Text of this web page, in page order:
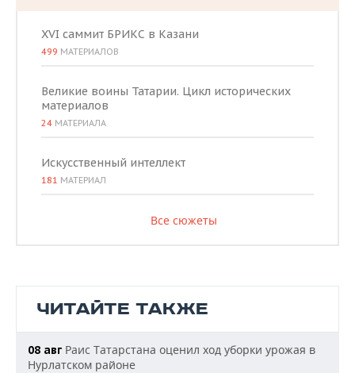
XVI саммит БРИКС в Казани
499 МАТЕРИАЛОВ
Великие воины Татарии. Цикл исторических
материалов
24 МАТЕРИАЛА
Искусственный интеллект
181 МАТЕРИАЛ
Все сюжеты
ЧИТАЙТЕ ТАКЖЕ
08 авг Раис Татарстана оценил ход уборки урожая в
Нурлатском районе